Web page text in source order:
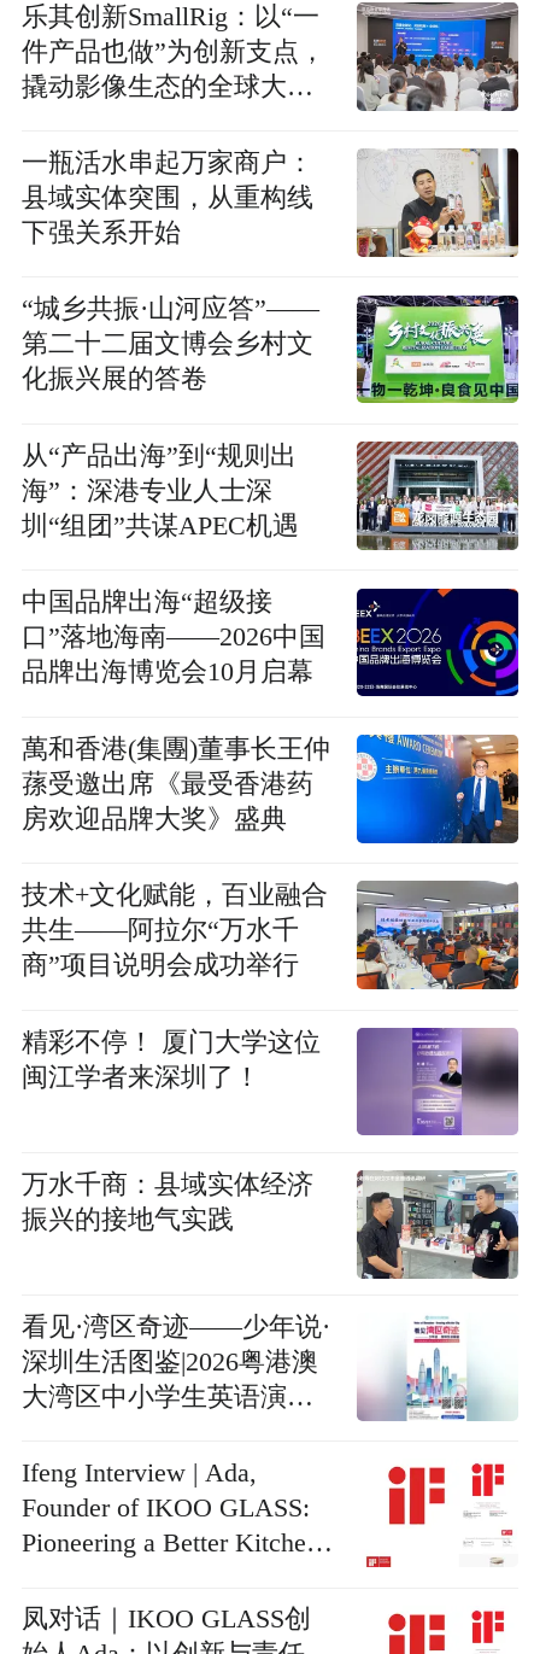
乐其创新SmallRig：以“一
件产品也做”为创新支点，
撬动影像生态的全球大赛
一瓶活水串起万家商户：
县域实体突围，从重构线
下强关系开始
“城乡共振·山河应答”——
第二十二届文博会乡村文
化振兴展的答卷
从“产品出海”到“规则出
海”：深港专业人士深
圳“组团”共谋APEC机遇
中国品牌出海“超级接
口”落地海南——2026中国
品牌出海博览会10月启幕
萬和香港(集團)董事长王仲
蓀受邀出席《最受香港药
房欢迎品牌大奖》盛典
技术+文化赋能，百业融合
共生——阿拉尔“万水千
商”项目说明会成功举行
精彩不停！ 厦门大学这位
闽江学者来深圳了！
万水千商：县域实体经济
振兴的接地气实践
看见·湾区奇迹——少年说·
深圳生活图鉴|2026粤港澳
大湾区中小学生英语演讲
Ifeng Interview | Ada,
Founder of IKOO GLASS:
Pioneering a Better Kitchen
and Responsibility
凤对话｜IKOO GLASS创